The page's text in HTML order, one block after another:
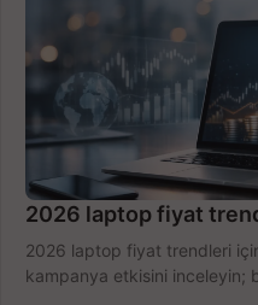
2026 laptop fiyat
2026 laptop fiyat trendleri
kampanya etkisini inceleyin;